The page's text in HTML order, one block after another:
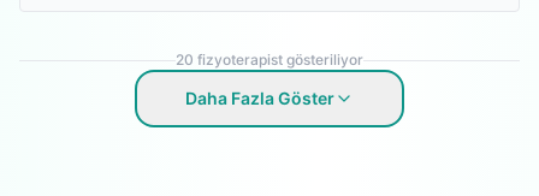
20 fizyoterapist gösteriliyor
Daha Fazla Göster